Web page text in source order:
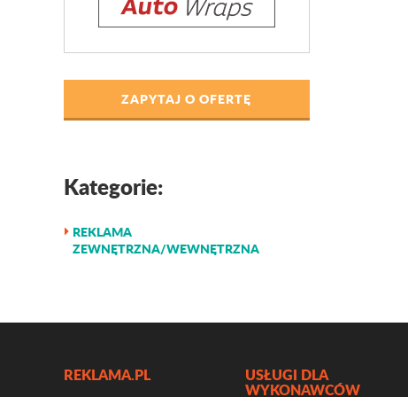
ZAPYTAJ O OFERTĘ
Kategorie:
REKLAMA
ZEWNĘTRZNA/WEWNĘTRZNA
REKLAMA.PL USŁUGI DLA
WYKONAWCÓW